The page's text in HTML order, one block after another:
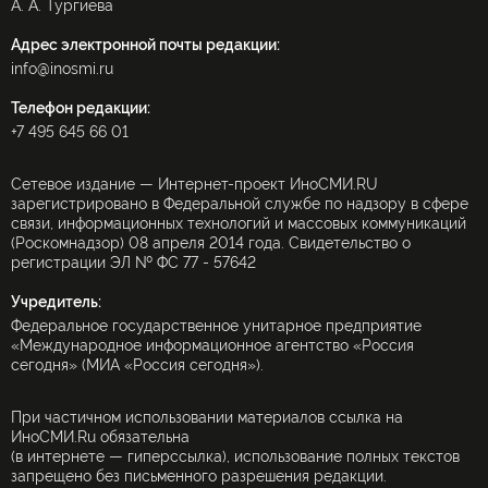
А. А. Тургиева
Адрес электронной почты редакции:
info@inosmi.ru
Телефон редакции:
+7 495 645 66 01
Сетевое издание — Интернет-проект ИноСМИ.RU
зарегистрировано в Федеральной службе по надзору в сфере
связи, информационных технологий и массовых коммуникаций
(Роскомнадзор) 08 апреля 2014 года. Свидетельство о
регистрации ЭЛ № ФС 77 - 57642
Учредитель:
Федеральное государственное унитарное предприятие
«Международное информационное агентство «Россия
сегодня» (МИА «Россия сегодня»).
При частичном использовании материалов ссылка на
ИноСМИ.Ru обязательна
(в интернете — гиперссылка), использование полных текстов
запрещено без письменного разрешения редакции.